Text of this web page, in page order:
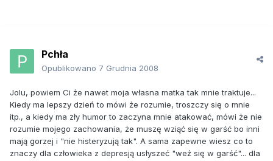
Pchła
Opublikowano 7 Grudnia 2008
Jolu, powiem Ci że nawet moja własna matka tak mnie traktuje...
Kiedy ma lepszy dzień to mówi że rozumie, troszczy się o mnie
itp., a kiedy ma zły humor to zaczyna mnie atakować, mówi że nie
rozumie mojego zachowania, że muszę wziąć się w garść bo inni
mają gorzej i "nie histeryzują tak". A sama zapewne wiesz co to
znaczy dla człowieka z depresją usłyszeć "weź się w garść"... dla